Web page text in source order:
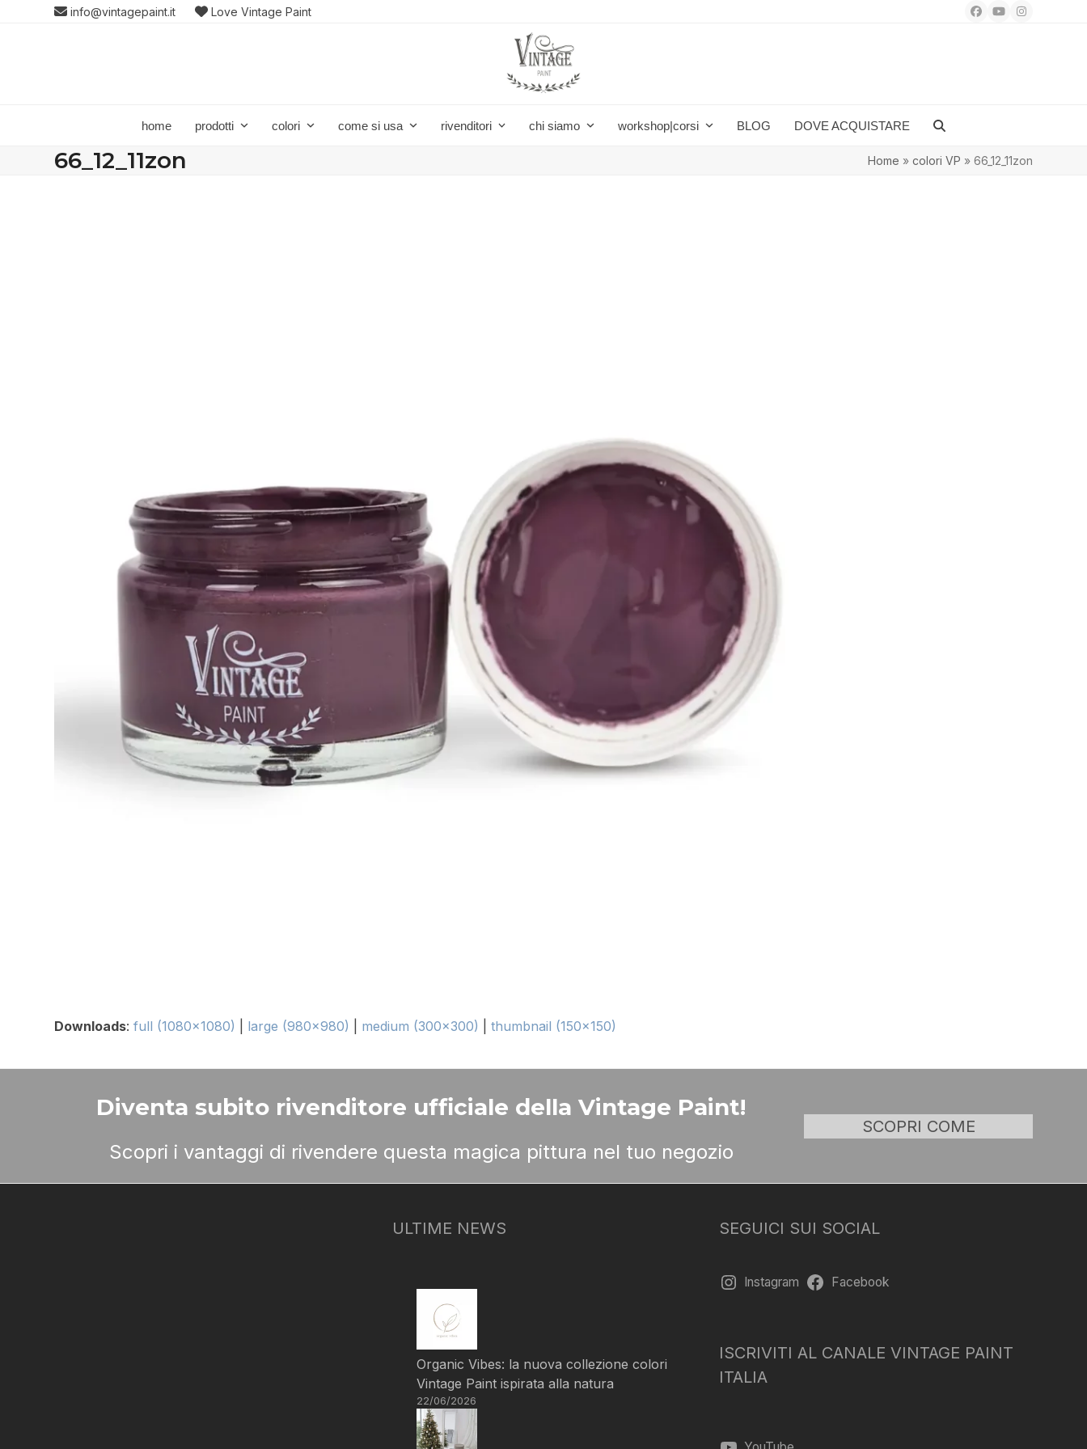
info@vintagepaint.it Love Vintage Paint Facebook
YouTubeInstagram
home prodotti colori come si usa rivenditori chi siamo workshop|corsi BLOG DOVE ACQUISTARE
66_12_11zon Home » colori VP » 66_12_11zon
Downloads:full (1080x1080) large (980x980) medium (300x300) |thumbnail (150x150)
Diventa subito rivenditore ufficiale della Vintage Paint!
Scopri i vantaggi di rivendere questa magica pittura nel tuo negozio
SCOPRI COME
ULTIME NEWS
Organic Vibes: la nuova collezione colori
Vintage Paint ispirata alla natura
22/06/2026
SEGUICI SUI SOCIAL
Instagram Facebook
ISCRIVITI AL CANALE VINTAGE PAINT
ITALIA